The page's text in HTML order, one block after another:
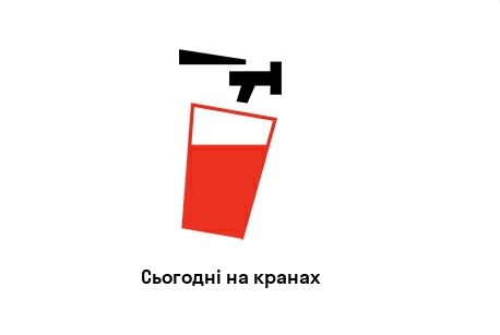
Сьогодні на кранах